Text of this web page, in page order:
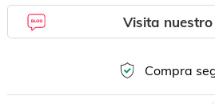
Visita
Compra